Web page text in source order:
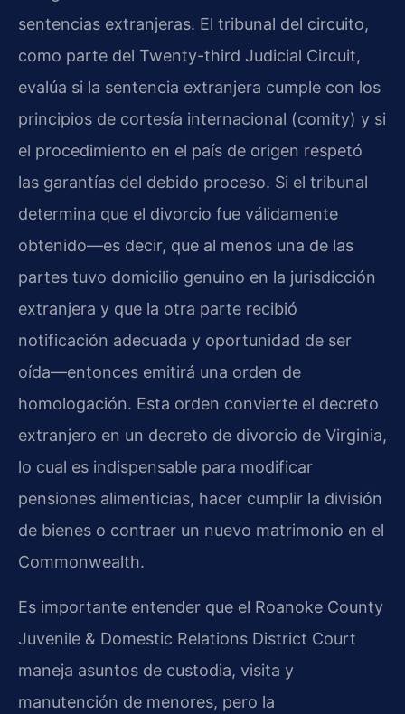
sentencias extranjeras. El tribunal del circuito,
como parte del Twenty-third Judicial Circuit,
evalúa si la sentencia extranjera cumple con los
principios de cortesía internacional (comity) y si
el procedimiento en el país de origen respetó
las garantías del debido proceso. Si el tribunal
determina que el divorcio fue válidamente
obtenido—es decir, que al menos una de las
partes tuvo domicilio genuino en la jurisdicción
extranjera y que la otra parte recibió
notificación adecuada y oportunidad de ser
oída—entonces emitirá una orden de
homologación. Esta orden convierte el decreto
extranjero en un decreto de divorcio de Virginia,
lo cual es indispensable para modificar
pensiones alimenticias, hacer cumplir la división
de bienes o contraer un nuevo matrimonio en el
Commonwealth.
Es importante entender que el Roanoke County
Juvenile & Domestic Relations District Court
maneja asuntos de custodia, visita y
manutención de menores, pero la